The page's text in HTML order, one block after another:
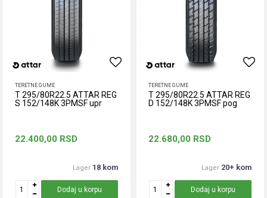
TERETNE GUME
T 295/80R22.5 ATTAR REG
S 152/148K 3PMSF upr
22.400,00 RSD
Lager 18 kom
Dodaj u korpu
TERETNE GUME
T 295/80R22.5 ATTAR REG
D 152/148K 3PMSF pog
22.680,00 RSD
Lager 20+ kom
Dodaj u korpu